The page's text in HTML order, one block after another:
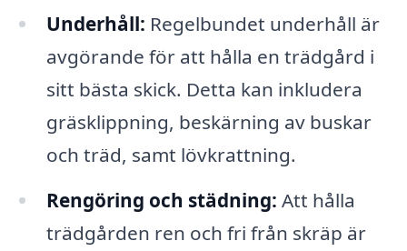
Underhåll: Regelbundet underhåll är
avgörande för att hålla en trädgård i
sitt bästa skick. Detta kan inkludera
gräsklippning, beskärning av buskar
och träd, samt lövkrattning.
Rengöring och städning: Att hålla
trädgården ren och fri från skräp är